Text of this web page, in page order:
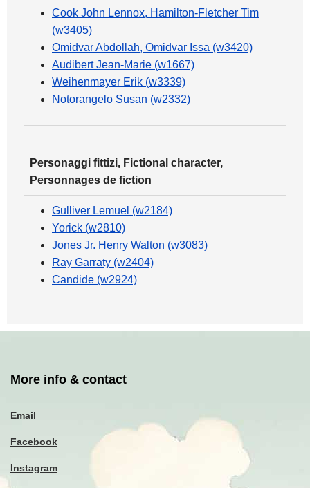
Cook John Lennox, Hamilton-Fletcher Tim
(w3405)
Omidvar Abdollah, Omidvar Issa (w3420)
Audibert Jean-Marie (w1667)
Weihenmayer Erik (w3339)
Notorangelo Susan (w2332)
Personaggi fittizi, Fictional character,
Personnages de fiction
Gulliver Lemuel (w2184)
Yorick (w2810)
Jones Jr. Henry Walton (w3083)
Ray Garraty (w2404)
Candide (w2924)
More info & contact
Email
Facebook
Instagram